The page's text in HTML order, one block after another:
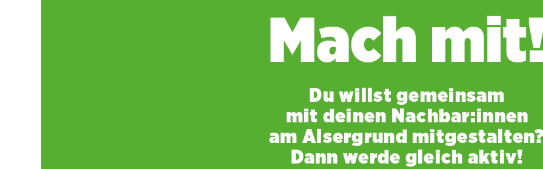
Mach
Du willst gemeinsam
mit deinen Nachbar:innen
am Alsergrund
Dann werde gleich aktiv!